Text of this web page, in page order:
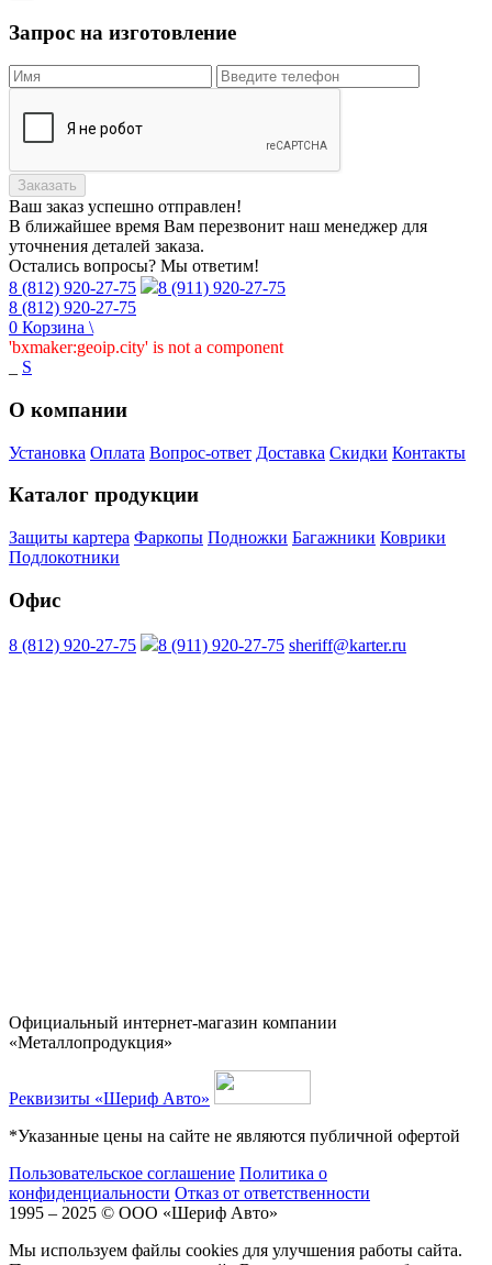
Запрос на изготовление
Заказать
Ваш заказ успешно отправлен!
В ближайшее время Вам перезвонит наш менеджер для
уточнения деталей заказа.
Остались вопросы? Мы ответим!
8 (812) 920-27-75
8 (911) 920-27-75
8 (812) 920-27-75
0 Корзина \
'bxmaker:geoip.city' is not a component
S
О компании
Установка Оплата Вопрос-ответ Доставка Скидки Контакты
Каталог продукции
Защиты картера Фаркопы Подножки Багажники Коврики
Подлокотники
Офис
8 (812) 920-27-75 8 (911) 920-27-75 sheriff@karter.ru
Официальный интернет-магазин компании
«Металлопродукция»
Реквизиты «Шериф Авто»
*Указанные цены на сайте не являются публичной офертой
Пользовательское соглашение Политика о
конфиденциальности Отказ от ответственности
1995 – 2025 © ООО «Шериф Авто»
Мы используем файлы cookies для улучшения работы сайта.